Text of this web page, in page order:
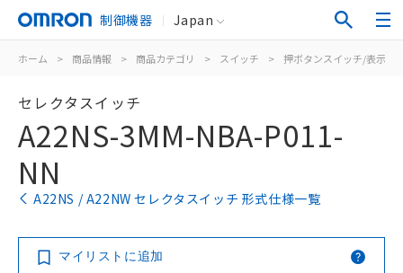
制御機器 Japan
ホーム > 商品情報 > 商品カテゴリ > スイッチ > 押ボタンスイッチ/表示灯
セレクタスイッチ
A22NS-3MM-NBA-P011-
NN
A22NS / A22NW セレクタスイッチ 形式仕様一覧
マイリストに追加